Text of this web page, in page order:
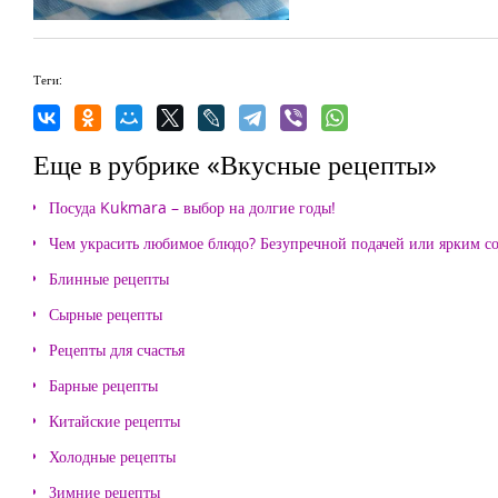
Теги:
Еще в рубрике «Вкусные рецепты»
Посуда Kukmara – выбор на долгие годы!
Чем украсить любимое блюдо? Безупречной подачей или ярким
Блинные рецепты
Сырные рецепты
Рецепты для счастья
Барные рецепты
Китайские рецепты
Холодные рецепты
Зимние рецепты